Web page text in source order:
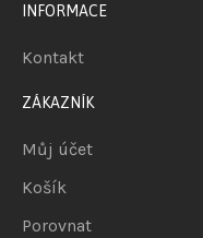
INFORMACE
Kontakt
ZÁKAZNÍK
Můj účet
Košík
Porovnat